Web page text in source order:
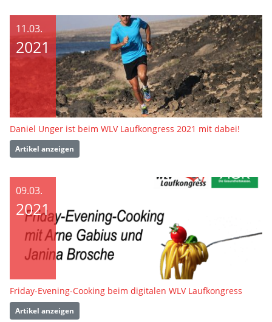
11.03.
2021
Daniel Unger ist beim WLV Laufkongress 2021 mit dabei!
Artikel anzeigen
09.03.
2021
Friday-Evening-Cooking beim digitalen WLV Laufkongress
Artikel anzeigen